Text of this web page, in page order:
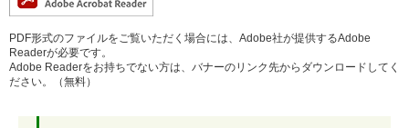
PDF形式のファイルをご覧いただく場合には、Adobe社が提供するAdobe
Readerが必要です。
Adobe Readerをお持ちでない方は、バナーのリンク先からダウンロードしてく
ださい。（無料）